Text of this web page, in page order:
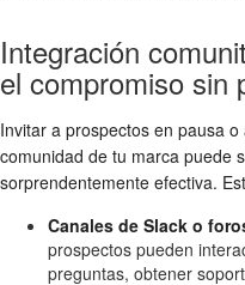
Integración
el compromiso sin
Invitar a prospectos en pausa
comunidad de tu marca puede
sorprendentemente efectiva.
Canales de Slack o
prospectos pueden
preguntas, obtener